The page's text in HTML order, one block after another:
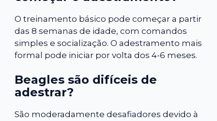
O treinamento básico pode começar a partir
das 8 semanas de idade, com comandos
simples e socialização. O adestramento mais
formal pode iniciar por volta dos 4-6 meses.
Beagles são difíceis de
adestrar?
São moderadamente desafiadores devido à